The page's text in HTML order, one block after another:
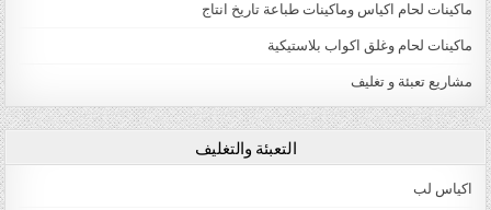
ماكينات لحام اكياس وماكينات طباعة تاريخ انتاج
ماكينات لحام وغلق اكواب بلاستيكية
مشاريع تعبئة و تغليف
التعبئة والتغليف
اكياس لب